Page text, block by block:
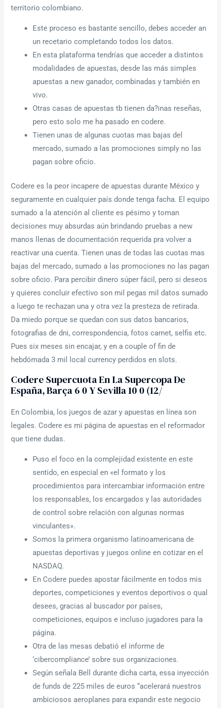
territorio colombiano.
Este proceso es bastante sencillo, debes acceder an
un recetario completando todos los datos.
En esta plataforma tendrías que acceder a distintos
modalidades de apuestas, desde las más simples
apuestas a new ganador, combinadas y también en
vivo.
Otras casas de apuestas tb tienen da?inas reseñas,
pero esto solo me ha pasado en codere.
Tienen unas de algunas cuotas mas bajas del
mercado, sumado a las promociones simply no las
pagan sobre oficio.
Codere es la peor incapere de apuestas durante México y
seguramente en cualquier país donde tenga facha. El equipo
sumado a la atención al cliente es pésimo y toman
decisiones muy absurdas aún brindando pruebas a new
manos llenas de documentación requerida pra volver a
reactivar una cuenta. Tienen unas de todas las cuotas mas
bajas del mercado, sumado a las promociones no las pagan
sobre oficio. Para percibir dinero súper fácil, pero si deseos
y quieres concluir efectivo son mil pegas mil datos sumado
a luego te rechazan una y otra vez la presteza de retirada.
Da miedo porque se quedan con sus datos bancarios,
fotografias de dni, correspondencia, fotos carnet, selfis etc.
Pues six meses sin encajar, y en a couple of fin de
hebdómada 3 mil local currency perdidos en slots.
Codere Supercuota En La Supercopa De
España, Barça 6 0 Y Sevilla 10 0 (12/
En Colombia, los juegos de azar y apuestas en línea son
legales. Codere es mi página de apuestas en el reformador
que tiene dudas.
Puso el foco en la complejidad existente en este
sentido, en especial en «el formato y los
procedimientos para intercambiar información entre
los responsables, los encargados y las autoridades
de control sobre relación con algunas normas
vinculantes».
Somos la primera organismo latinoamericana de
apuestas deportivas y juegos online en cotizar en el
NASDAQ.
En Codere puedes apostar fácilmente en todos mis
deportes, competiciones y eventos deportivos o qual
desees, gracias al buscador por países,
competiciones, equipos e incluso jugadores para la
página.
Otra de las mesas debatió el informe de
‘cibercompliance’ sobre sus organizaciones.
Según señala Bell durante dicha carta, essa inyección
de funds de 225 miles de euros “acelerará nuestros
ambiciosos aeroplanes para expandir este negocio